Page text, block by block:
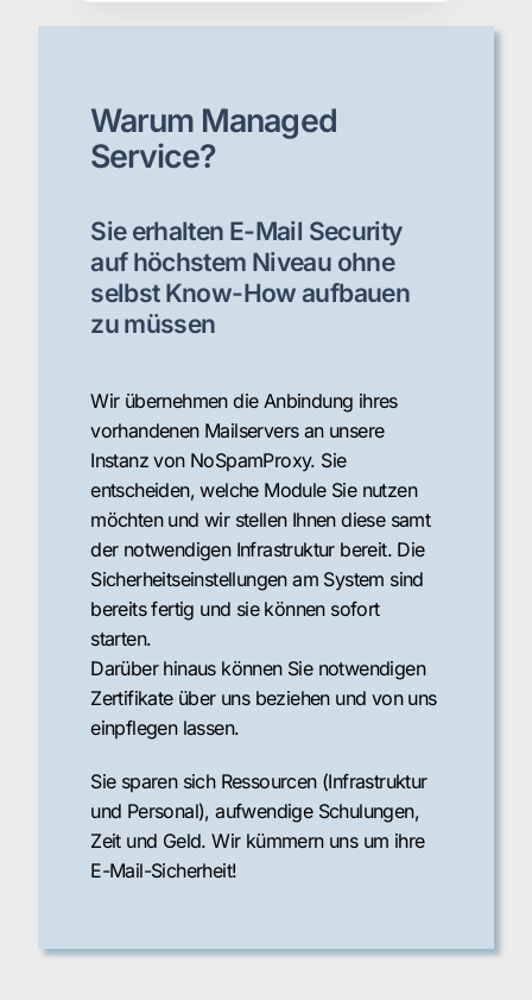
Warum Managed
Service?
Sie erhalten E-Mail Security
auf höchstem Niveau ohne
selbst Know-How aufbauen
zu müssen
Wir übernehmen die Anbindung ihres
vorhandenen Mailservers an unsere
Instanz von NoSpamProxy. Sie
entscheiden, welche Module Sie nutzen
möchten und wir stellen Ihnen diese samt
der notwendigen Infrastruktur bereit. Die
Sicherheitseinstellungen am System sind
bereits fertig und sie können sofort
starten.
Darüber hinaus können Sie notwendigen
Zertifikate über uns beziehen und von uns
einpflegen lassen.
Sie sparen sich Ressourcen (Infrastruktur
und Personal), aufwendige Schulungen,
Zeit und Geld. Wir kümmern uns um ihre
E-Mail-Sicherheit!